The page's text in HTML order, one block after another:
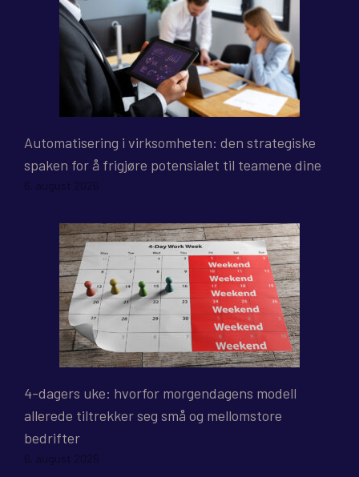
Automatisering i virksomheten: den strategiske
spaken for å frigjøre potensialet til teamene dine
6. august 2026
4-dagers uke: hvorfor morgendagens modell
allerede tiltrekker seg små og mellomstore
bedrifter
6. august 2026